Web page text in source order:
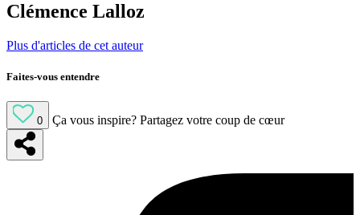
Clémence Lalloz
Plus d'articles de cet auteur
Faites-vous entendre
0 Ça vous inspire? Partagez votre coup de cœur